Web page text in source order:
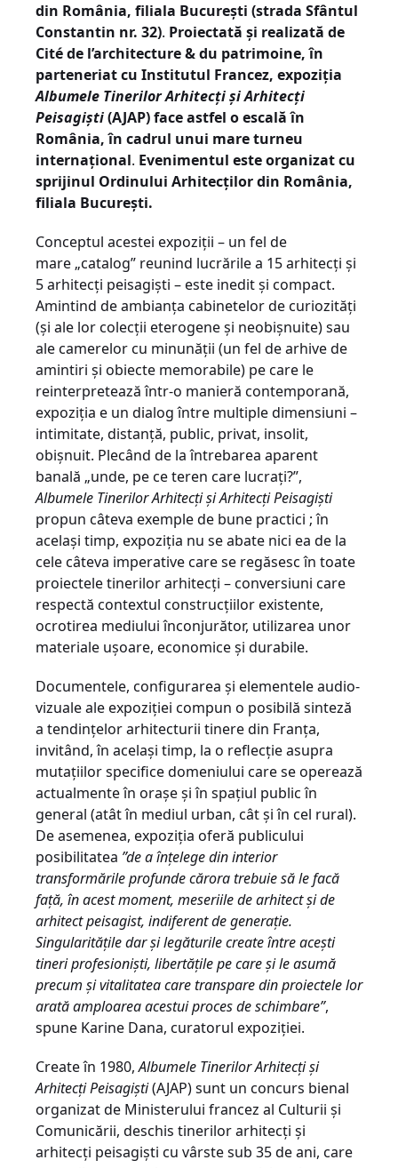
din România, filiala București (strada Sfântul
Constantin nr. 32). Proiectată și realizată de
Cité de l’architecture & du patrimoine, în
parteneriat cu Institutul Francez, expoziția
Albumele Tinerilor Arhitecți și Arhitecți
Peisagiști(AJAP) face astfel o escală în
România, în cadrul unui mare turneu
internațional. Evenimentul este organizat cu
sprijinul Ordinului Arhitecților din România,
filiala București.
Conceptul acestei expoziții – un fel de
mare „catalog” reunind lucrările a 15 arhitecți și
5 arhitecți peisagiști – este inedit și compact.
Amintind de ambianța cabinetelor de curiozități
(și ale lor colecții eterogene și neobișnuite) sau
ale camerelor cu minunății (un fel de arhive de
amintiri și obiecte memorabile) pe care le
reinterpretează într-o manieră contemporană,
expoziția e un dialog între multiple dimensiuni –
intimitate, distanță, public, privat, insolit,
obișnuit. Plecând de la întrebarea aparent
banală „unde, pe ce teren care lucrați?”,
Albumele Tinerilor Arhitecți și Arhitecți Peisagiști
propun câteva exemple de bune practici ; în
același timp, expoziția nu se abate nici ea de la
cele câteva imperative care se regăsesc în toate
proiectele tinerilor arhitecți – conversiuni care
respectă contextul construcțiilor existente,
ocrotirea mediului înconjurător, utilizarea unor
materiale ușoare, economice și durabile.
Documentele, configurarea și elementele audio-
vizuale ale expoziției compun o posibilă sinteză
a tendințelor arhitecturii tinere din Franța,
invitând, în același timp, la o reflecție asupra
mutațiilor specifice domeniului care se operează
actualmente în orașe și în spațiul public în
general (atât în mediul urban, cât și în cel rural).
De asemenea, expoziția oferă publicului
posibilitatea ”de a înțelege din interior
transformările profunde cărora trebuie să le facă
față, în acest moment, meseriile de arhitect și de
arhitect peisagist, indiferent de generație.
Singularitățile dar și legăturile create între acești
tineri profesioniști, libertățile pe care și le asumă
precum și vitalitatea care transpare din proiectele lor
arată amploarea acestui proces de schimbare”,
spune Karine Dana, curatorul expoziției.
Create în 1980,Albumele Tinerilor Arhitecți și
Arhitecți Peisagiști(AJAP) sunt un concurs bienal
organizat de Ministerului francez al Culturii și
Comunicării, deschis tinerilor arhitecți și
arhitecți peisagiști cu vârste sub 35 de ani, care